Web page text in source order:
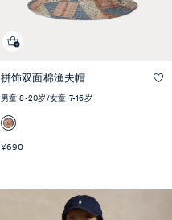
拼饰双面棉渔夫帽
男童 8-20岁/女童 7-16岁
¥690